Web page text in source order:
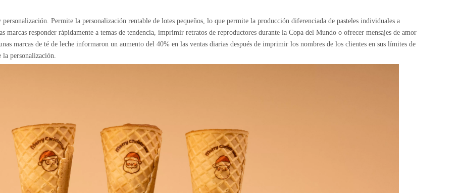
Permite la personalización rentable de lotes pequeños, lo que permite la producción diferenciada de pasteles individuales a
responder rápidamente a temas de tendencia, imprimir retratos de reproductores durante la Copa del Mundo o ofrecer mensajes de amor
marcas de té de leche informaron un aumento del 40% en las ventas diarias después de imprimir los nombres de los clientes en sus límites de
la personalización.